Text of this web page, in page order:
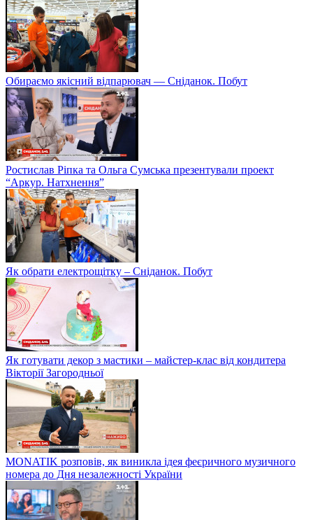
Обираємо якісний відпарювач — Сніданок. Побут
Ростислав Ріпка та Ольга Сумська презентували проект
“Аркур. Натхнення”
Як обрати електрощітку – Сніданок. Побут
Як готувати декор з мастики – майстер-клас від кондитера
Вікторії Загородньої
MONATIK розповів, як виникла ідея феєричного музичного
номера до Дня незалежності України